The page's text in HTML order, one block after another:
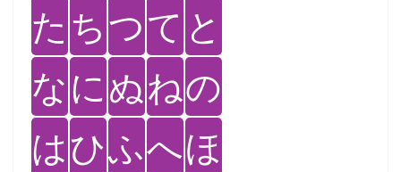
た ちつて と
なにぬねの
はひふへほ